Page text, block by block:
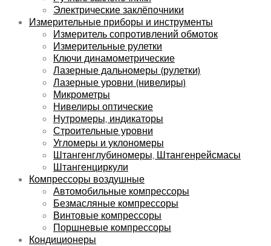
Электрические заклёпочники
Измерительные приборы и инструменты
Измеритель сопротивлений обмоток
Измерительные рулетки
Ключи динамометрические
Лазерные дальномеры (рулетки)
Лазерные уровни (нивелиры)
Микрометры
Нивелиры оптические
Нутромеры, индикаторы
Строительные уровни
Угломеры и уклономеры
Штангенглубиномеры, Штангенрейсмасы
Штангенциркули
Компрессоры воздушные
Автомобильные компрессоры
Безмасляные компрессоры
Винтовые компрессоры
Поршневые компрессоры
Кондиционеры